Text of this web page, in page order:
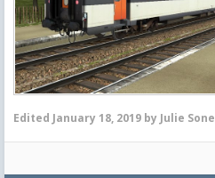
Edited January 18, 2019 by Julie Sone